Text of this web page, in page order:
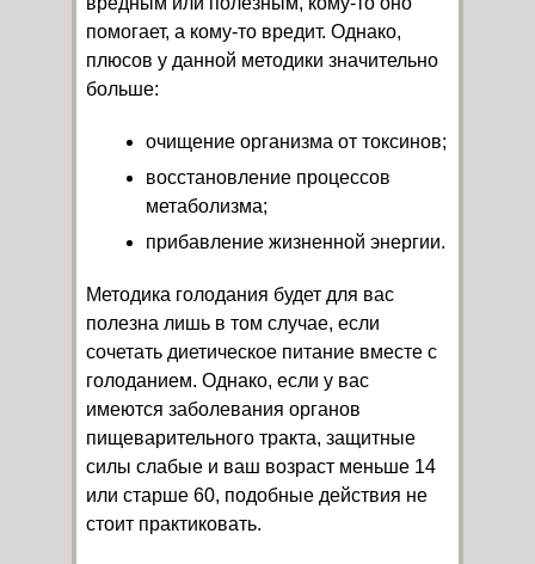
помогает, а кому-то вредит. Однако,
плюсов у данной методики значительно
больше:
очищение организма от токсинов;
восстановление процессов
метаболизма;
прибавление жизненной энергии.
Методика голодания будет для вас
полезна лишь в том случае, если
сочетать диетическое питание вместе с
голоданием. Однако, если у вас
имеются заболевания органов
пищеварительного тракта, защитные
силы слабые и ваш возраст меньше 14
или старше 60, подобные действия не
стоит практиковать.